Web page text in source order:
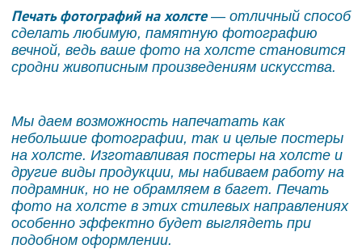
Печать фотографий на холсте— отличный способ
сделать любимую, памятную фотографию
вечной, ведь ваше фото на холсте становится
сродни живописным произведениям искусства.
Мы даем возможность напечатать как
небольшие фотографии, так и целые постеры
на холсте. Изготавливая постеры на холсте и
другие виды продукции, мы набиваем работу на
подрамник, но не обрамляем в багет. Печать
фото на холсте в этих стилевых направлениях
особенно эффектно будет выглядеть при
подобном оформлении.